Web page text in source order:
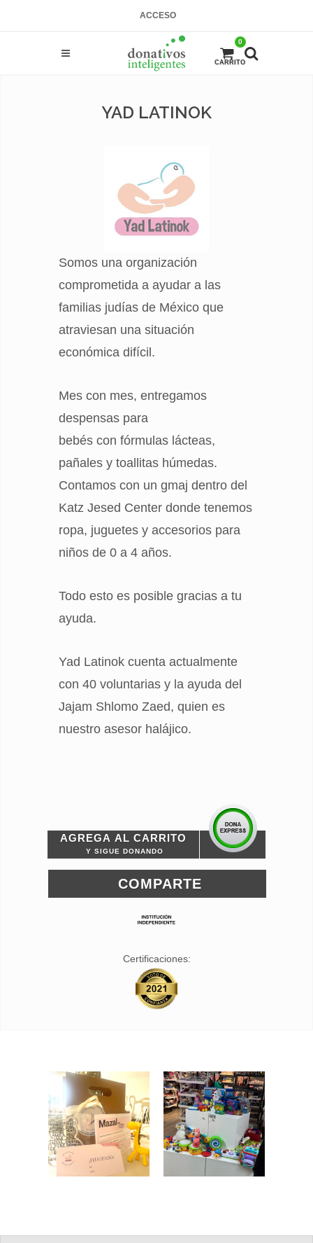
ACCESO
0
CARRITO
YAD LATINOK
Somos una organización
comprometida a ayudar a las
familias judías de México que
atraviesan una situación
económica difícil.
Mes con mes, entregamos
despensas para
bebés con fórmulas lácteas,
pañales y toallitas húmedas.
Contamos con un gmaj dentro del
Katz Jesed Center donde tenemos
ropa, juguetes y accesorios para
niños de 0 a 4 años.
Todo esto es posible gracias a tu
ayuda.
Yad Latinok cuenta actualmente
con 40 voluntarias y la ayuda del
Jajam Shlomo Zaed, quien es
nuestro asesor halájico.
AGREGA AL CARRITO
Y SIGUE DONANDO
COMPARTE
Avalado por:
Certificaciones: